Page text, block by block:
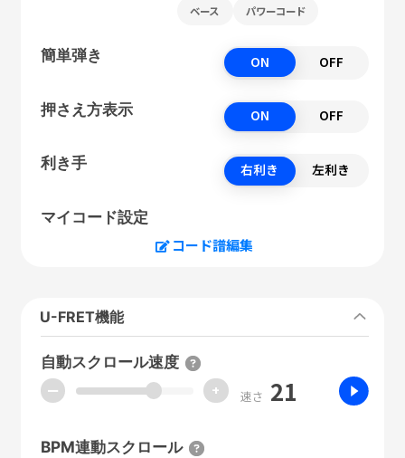
ベース パワーコード
簡単弾き ON OFF
押さえ方表示 ON OFF
利き手 右利き 左利き
マイコード設定
コード譜編集
U-FRET機能
自動スクロール速度
ー + 速さ 21
BPM連動スクロール